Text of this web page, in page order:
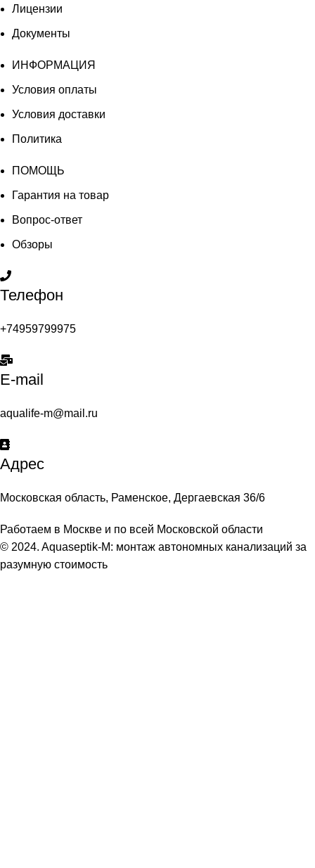
Лицензии
Документы
ИНФОРМАЦИЯ
Условия оплаты
Условия доставки
Политика
ПОМОЩЬ
Гарантия на товар
Вопрос-ответ
Обзоры
Телефон
+74959799975
E-mail
aqualife-m@mail.ru
Адрес
Московская область, Раменское, Дергаевская 36/6
Работаем в Москве и по всей Московской области
© 2024. Aquaseptik-M: монтаж автономных канализаций за
разумную стоимость